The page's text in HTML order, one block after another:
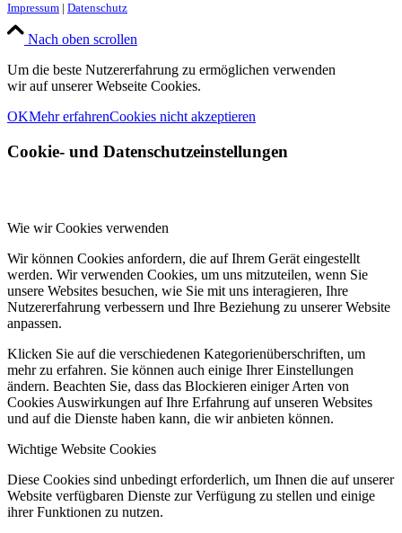
Impressum | Datenschutz
Nach oben scrollen
Um die beste Nutzererfahrung zu ermöglichen verwenden
wir auf unserer Webseite Cookies.
OKMehr erfahrenCookies nicht akzeptieren
Cookie- und Datenschutzeinstellungen
Wie wir Cookies verwenden
Wir können Cookies anfordern, die auf Ihrem Gerät eingestellt
werden. Wir verwenden Cookies, um uns mitzuteilen, wenn Sie
unsere Websites besuchen, wie Sie mit uns interagieren, Ihre
Nutzererfahrung verbessern und Ihre Beziehung zu unserer Website
anpassen.
Klicken Sie auf die verschiedenen Kategorienüberschriften, um
mehr zu erfahren. Sie können auch einige Ihrer Einstellungen
ändern. Beachten Sie, dass das Blockieren einiger Arten von
Cookies Auswirkungen auf Ihre Erfahrung auf unseren Websites
und auf die Dienste haben kann, die wir anbieten können.
Wichtige Website Cookies
Diese Cookies sind unbedingt erforderlich, um Ihnen die auf unserer
Website verfügbaren Dienste zur Verfügung zu stellen und einige
ihrer Funktionen zu nutzen.